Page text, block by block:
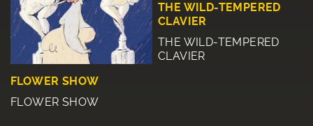
FLOWER SHOW
FLOWER SHOW
THE WILD-TEMPERED
CLAVIER
THE WILD-TEMPERED
CLAVIER